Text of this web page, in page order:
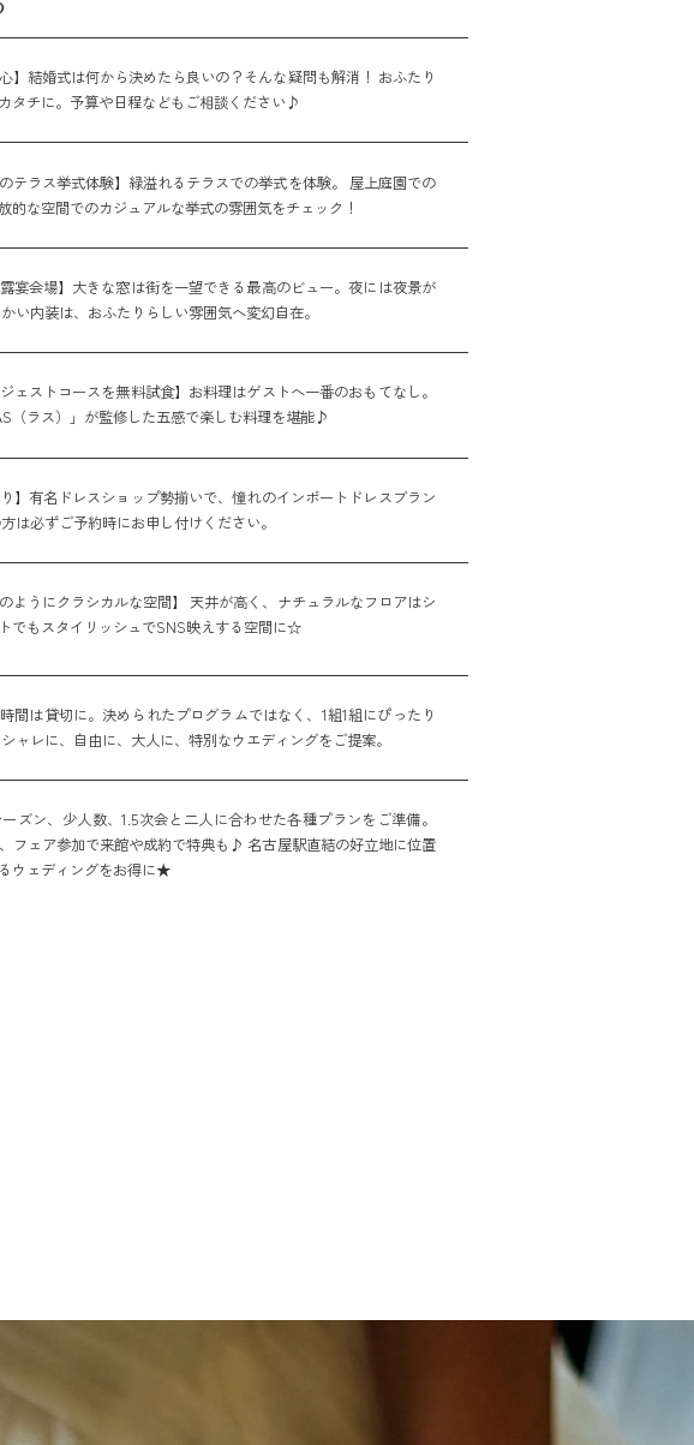
】結婚式は何から決めたら良いの？そんな疑問も解消！ おふたり
タチに。予算や日程などもご相談ください♪
テラス挙式体験】緑溢れるテラスでの挙式を体験。 屋上庭園での
的な空間でのカジュアルな挙式の雰囲気をチェック！
宴会場】大きな窓は街を一望できる最高のビュー。夜には夜景が
い内装は、おふたりらしい雰囲気へ変幻自在。
ェストコースを無料試食】お料理はゲストへ一番のおもてなし。
（ラス）」が監修した五感で楽しむ料理を堪能♪
】有名ドレスショップ勢揃いで、憧れのインポートドレスブラン
は必ずご予約時にお申し付けください。
ようにクラシカルな空間】 天井が高く、ナチュラルなフロアはシ
でもスタイリッシュでSNS映えする空間に☆
間は貸切に。決められたプログラムではなく、1組1組にぴったり
ャレに、自由に、大人に、特別なウエディングをご提案。
ズン、少人数、1.5次会と二人に合わせた各種プランをご準備。
フェア参加で来館や成約で特典も♪ 名古屋駅直結の好立地に位置
ウェディングをお得に★